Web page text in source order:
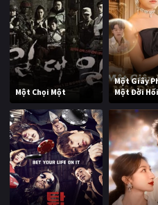
Một Chọi Một
Một Giây
Một Đời